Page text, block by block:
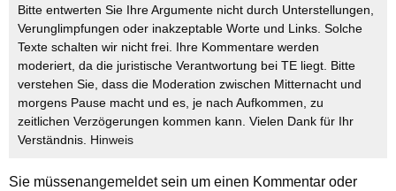
Bitte entwerten Sie Ihre Argumente nicht durch Unterstellungen,
Verunglimpfungen oder inakzeptable Worte und Links. Solche
Texte schalten wir nicht frei. Ihre Kommentare werden
moderiert, da die juristische Verantwortung bei TE liegt. Bitte
verstehen Sie, dass die Moderation zwischen Mitternacht und
morgens Pause macht und es, je nach Aufkommen, zu
zeitlichen Verzögerungen kommen kann. Vielen Dank für Ihr
Verständnis. Hinweis
Sie müssenangemeldetsein um einen Kommentar oder